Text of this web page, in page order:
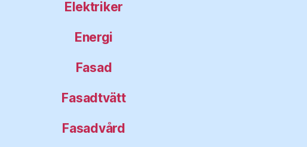
Elektriker
Energi
Fasad
Fasadtvätt
Fasadvård